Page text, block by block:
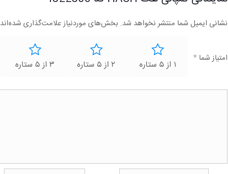
نشانی ایمیل شما منتشر نخواهد شد. بخش‌های موردنیاز علامت‌گذاری شده‌اند
امتیاز شما *
۱ از ۵ ستاره ۲ از ۵ ستاره ۳ از ۵ ستاره